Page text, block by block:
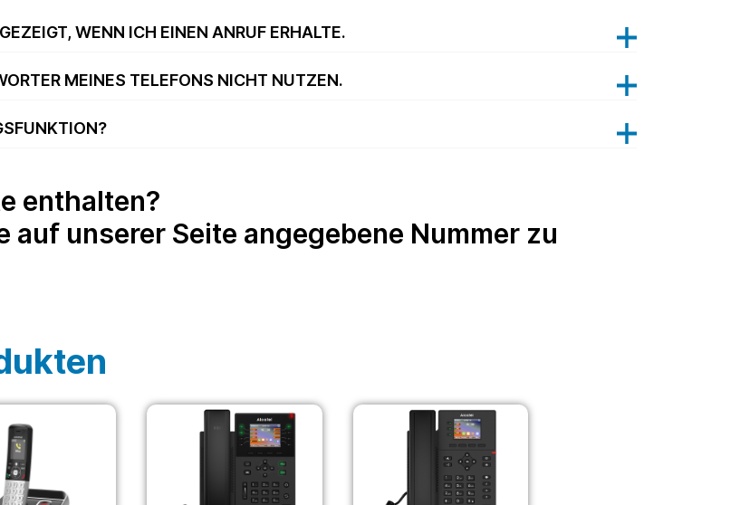
WENN ICH EINEN ANRUF ERHALTE.
MEINES TELEFONS NICHT NUTZEN.
enthalten?
auf unserer Seite angegebene Nummer zu